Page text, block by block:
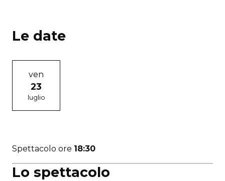
Lo spettacolo
Le date
ven
23
luglio
Spettacolo ore 18:30